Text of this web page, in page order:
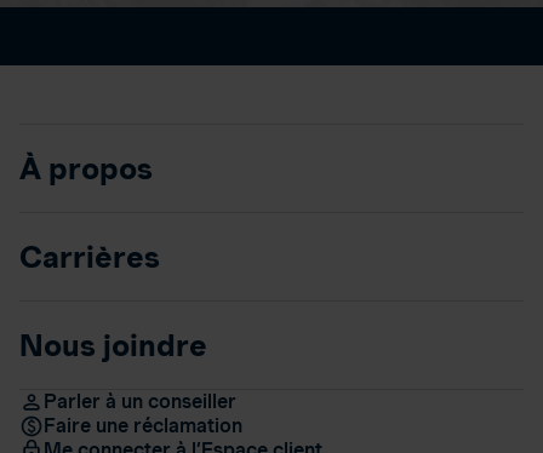
À propos
Carrières
Nous joindre
Parler à un conseiller
Faire une réclamation